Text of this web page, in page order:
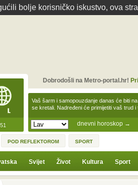
bolje korisničko iskustvo, ova
dnevni horoskop →
Vaš šarm i samopouzdanje danas će biti
se kretali. Nadređeni će primijetiti vaš trud
Dobrodošli na Metro-portal.hr!
POD REFLEKTOROM SPORT
Svijet Život Kultura Sport